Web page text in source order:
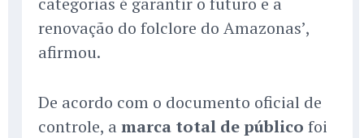
renovação do folclore do Amazonas’,
afirmou.
De acordo com o documento oficial de
controle, a marca total de público foi